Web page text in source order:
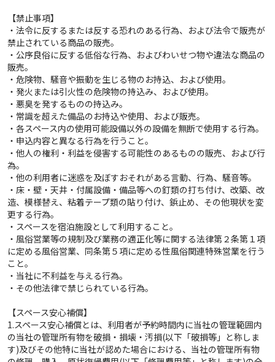
【禁止事項】
・法令に反するまたは反する恐れのある行為、および法令で販売が
禁止されている商品の販売。
・公序良俗に反する低俗な行為、およびわいせつ物や違法な商品の
販売。
・危険物、騒音や振動を生じる物のお持込、および使用。
・発火または引火性の危険物の持込み、および使用。
・悪臭を発するものの持込み。
・常識を超えた備品のお持込や使用、および販売。
・各スペース内の使用可能設備以外の設備を無断で使用する行為。
・申込内容と異なる行為を行うこと。
・他人の権利・利益を侵害する可能性のあるものの販売、および行
為。
・他の利用者に迷惑を及ぼすおそれがある言動、行為、騒音等。
・床・壁・天井・付属設備・備品等への釘類の打ち付け、改築、改
造、模様替え、粘着テープ類の貼り付け、鋲止め、その他現状を変
更する行為。
・スペースを宿泊施設として利用すること。
・風俗営業等の規制及び業務の適正化等に関する法律第２条第１項
に定める風俗営業、同条第５項に定める性風俗関連特殊営業を行う
こと。
・当社に不利益を与える行為。
・その他法律で禁じられている行為。
【スペース安心補償】
1.スペース安心補償とは、利用者が予約時間内に当社の管理範囲内
の当社の管理所有物を破損・損壊・汚損(以下「破損等」と称しま
す)及びその他特に当社が認めた場合における、当社の管理所有物